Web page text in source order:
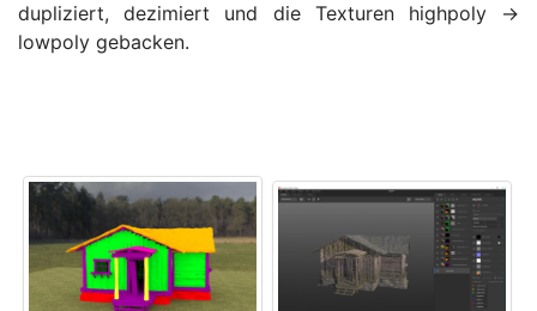
dupliziert, dezimiert und die Texturen highpoly ->
lowpoly gebacken.